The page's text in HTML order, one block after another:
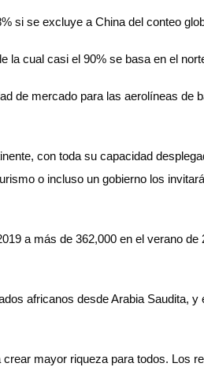
si se excluye a China del conteo
la cual casi el 90% se basa en el
de mercado para las aerolíneas de
con toda su capacidad
o incluso un gobierno los
a más de 362,000 en el verano
africanos desde Arabia Saudita,
mayor riqueza para todos. Los